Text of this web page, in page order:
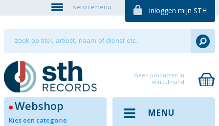
servicemenu inloggen mijn STH
Geen producten in
winkelmand
Webshop
Kies een categorie
MENU